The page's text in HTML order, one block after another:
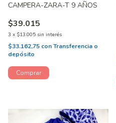
CAMPERA-ZARA-T 9 AÑOS
$39.015
3 x $13.005 sin interés
$33.162,75 conTransferencia o
depósito